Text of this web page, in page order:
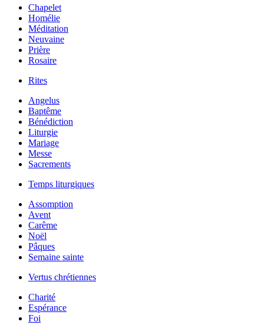
Chapelet
Homélie
Méditation
Neuvaine
Prière
Rosaire
Rites
Angelus
Baptême
Bénédiction
Liturgie
Mariage
Messe
Sacrements
Temps liturgiques
Assomption
Avent
Carême
Noël
Pâques
Semaine sainte
Vertus chrétiennes
Charité
Espérance
Foi